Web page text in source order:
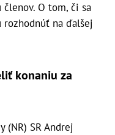
O tom, či sa
na ďalšej
konaniu za
(NR) SR Andrej